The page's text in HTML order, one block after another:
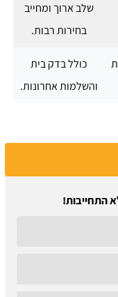
שלב ארוך ומחייב
בחירות רבות.
כולל בדק בית
והשלמות אחרונות.
התחייבות!